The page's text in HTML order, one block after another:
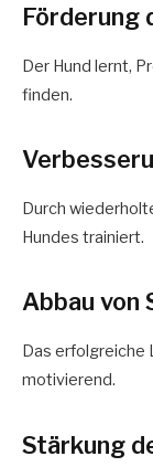
Förderung
Der Hund lernt,
finden.
Durch
Hundes trainiert.
Abbau von
Das erfolgreiche
motivierend.
Stärkung